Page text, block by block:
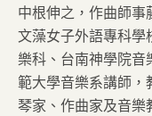
中根伸之，作曲師
文藻女子外語專科
樂科、台南神學院
範大學音樂系講師，
琴家、作曲家及音